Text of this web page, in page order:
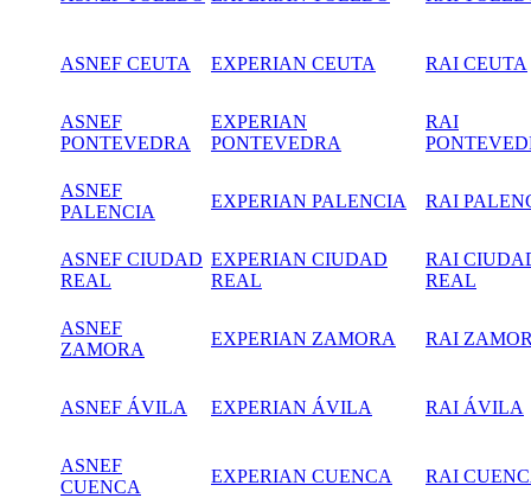
ASNEF CEUTA EXPERIAN CEUTA RAI CEUTA
ASNEF
PONTEVEDRA
EXPERIAN
PONTEVEDRA
RAI
ASNEF
PALENCIA
EXPERIAN PALENCIA RAI
ASNEF CIUDAD
REAL
EXPERIAN CIUDAD
REAL
RAI
REAL
ASNEF
ZAMORA
EXPERIAN ZAMORA RAI
ASNEF ÁVILA EXPERIAN ÁVILA RAI ÁVILA
ASNEF
CUENCA
EXPERIAN CUENCA RAI